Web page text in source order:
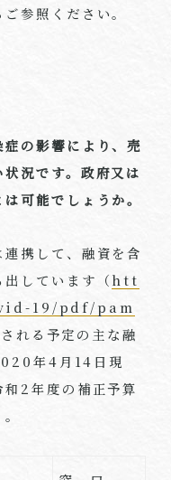
ご参照ください。
の影響により、売
況です。政府又は
可能でしょうか。
連携して、融資を含
しています（htt
19/pdf/pam
れる予定の主な融
年4月14日現
2年度の補正予算